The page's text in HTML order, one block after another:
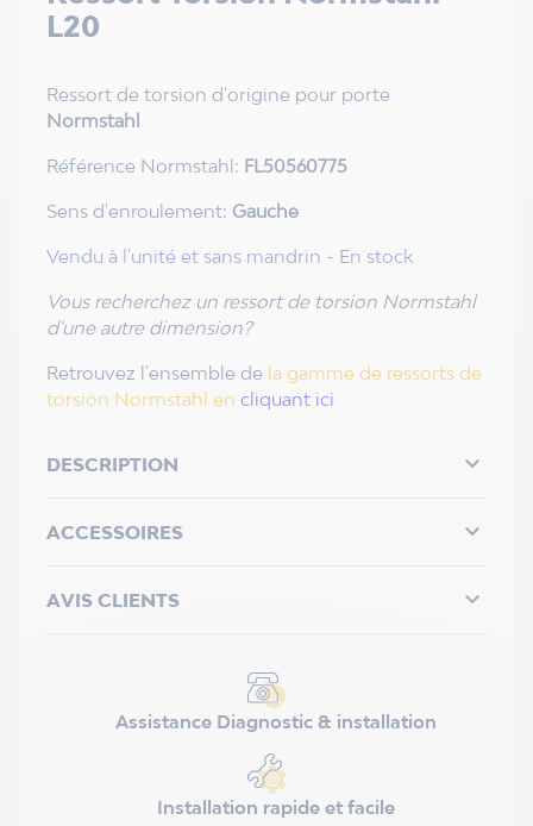
L20
Ressort de torsion d'origine pour porte
Normstahl
Référence Normstahl: FL50560775
Sens d'enroulement: Gauche
Vendu à l'unité et sans mandrin - En stock
Vous recherchez un ressort de torsion Normstahl
d'une autre dimension?
Retrouvez l'ensemble de la gamme de ressorts de
torsion Normstahl en cliquant ici
DESCRIPTION 
ACCESSOIRES 
AVIS CLIENTS 
Assistance Diagnostic & installation
Installation rapide et facile